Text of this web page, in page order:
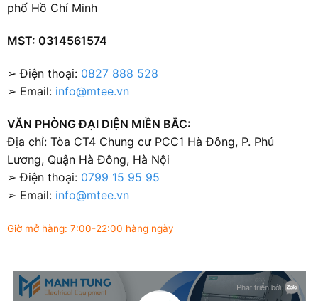
phố Hồ Chí Minh
MST: 0314561574
➢ Điện thoại: 0827 888 528
➢ Email: info@mtee.vn
VĂN PHÒNG ĐẠI DIỆN MIỀN BẮC:
Địa chỉ: Tòa CT4 Chung cư PCC1 Hà Đông, P. Phú
Lương, Quận Hà Đông, Hà Nội
➢ Điện thoại: 0799 15 95 95
➢ Email: info@mtee.vn
Giờ mở hàng: 7:00-22:00 hàng ngày